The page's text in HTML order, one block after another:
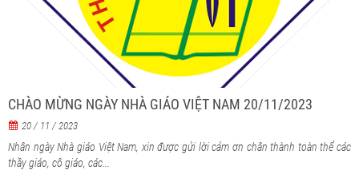
CHÀO MỪNG NGÀY NHÀ GIÁO VIỆT NAM 20/11/2023
20 / 11 / 2023
Nhân ngày Nhà giáo Việt Nam, xin được gửi lời cảm ơn chân thành toàn thể các
thầy giáo, cô giáo, các...